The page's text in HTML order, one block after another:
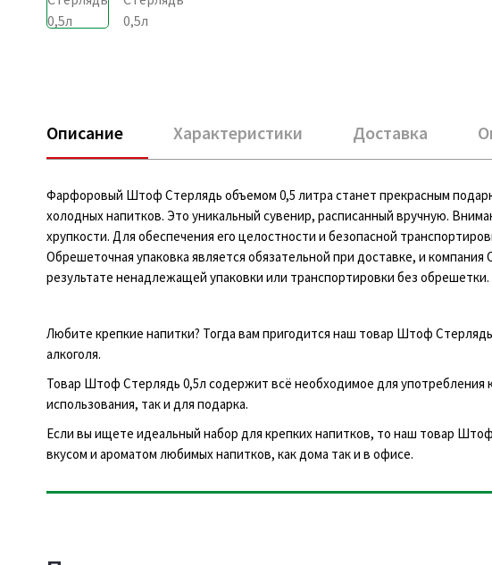
Описание Характеристики Доставка
Фарфоровый Штоф Стерлядь объемом 0,5 литра станет прекрасным
холодных напитков. Это уникальный сувенир, расписанный вручную.
хрупкости. Для обеспечения его целостности и безопасной
Обрешеточная упаковка является обязательной при доставке, и
результате ненадлежащей упаковки или транспортировки без обрешетки.
Любите крепкие напитки? Тогда вам пригодится наш товар Штоф
алкоголя.
Товар Штоф Стерлядь 0,5л содержит всё необходимое для употребления
использования, так и для подарка.
Если вы ищете идеальный набор для крепких напитков, то наш товар
вкусом и ароматом любимых напитков, как дома так и в офисе.